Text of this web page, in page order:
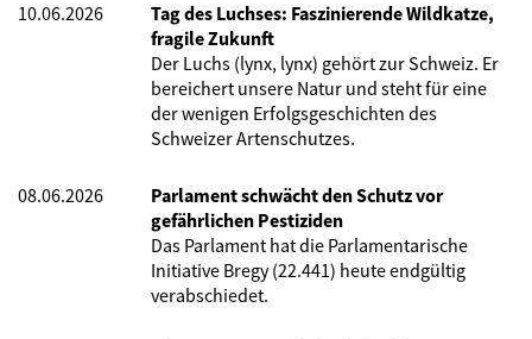
10.06.2026
Tag des Luchses: Faszinierende Wildkatze,
fragile Zukunft
Der Luchs (lynx, lynx) gehört zur Schweiz. Er
bereichert unsere Natur und steht für eine
der wenigen Erfolgsgeschichten des
Schweizer Artenschutzes.
08.06.2026
Parlament schwächt den Schutz vor
gefährlichen Pestiziden
Das Parlament hat die Parlamentarische
Initiative Bregy (22.441) heute endgültig
verabschiedet.